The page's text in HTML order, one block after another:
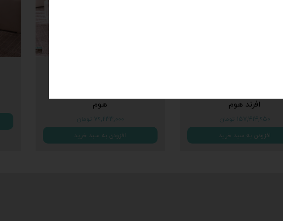
افرند هوم
۱۵۷,۴۱۴,۹۵۰ تومان
افزودن به سبد خرید
هوم
۷۹,۲۳۳,۰۰۰ تومان
افزودن به سبد خرید